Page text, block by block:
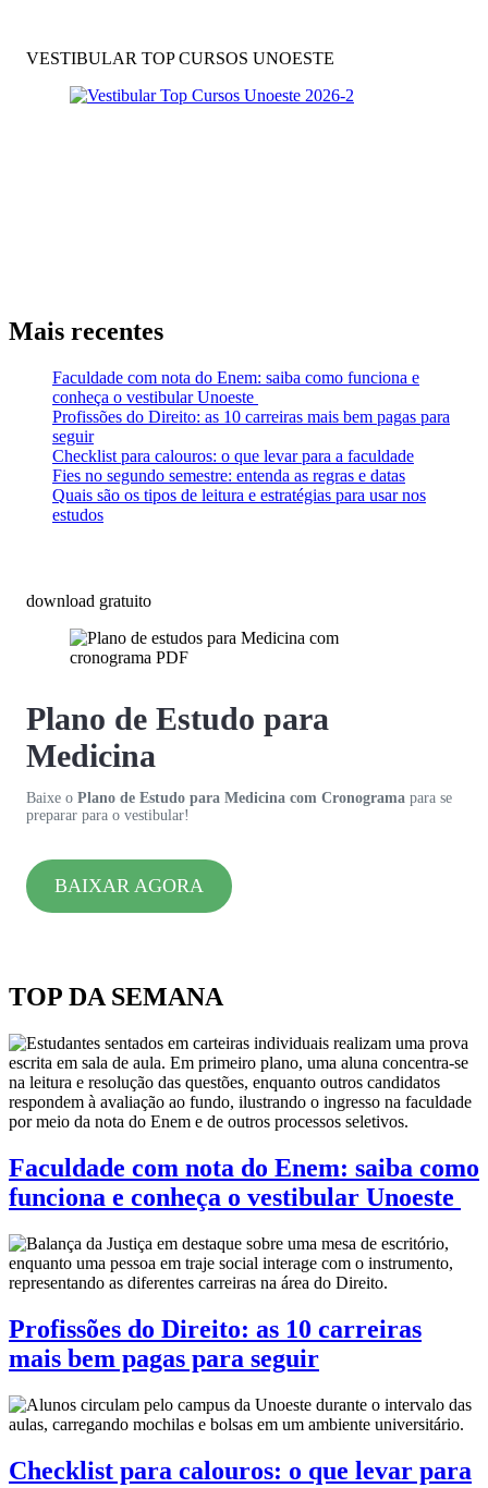
VESTIBULAR TOP CURSOS UNOESTE
Mais recentes
Faculdade com nota do Enem: saiba como funciona e
conheça o vestibular Unoeste
Profissões do Direito: as 10 carreiras mais bem pagas para
seguir
Checklist para calouros: o que levar para a faculdade
Fies no segundo semestre: entenda as regras e datas
Quais são os tipos de leitura e estratégias para usar nos
estudos
download gratuito
Plano de Estudo para
Medicina
Baixe o Plano de Estudo para Medicina com Cronograma para se
preparar para o vestibular!
BAIXAR AGORA
TOP DA SEMANA
Faculdade com nota do Enem: saiba como
funciona e conheça o vestibular Unoeste
Profissões do Direito: as 10 carreiras
mais bem pagas para seguir
Checklist para calouros: o que levar para